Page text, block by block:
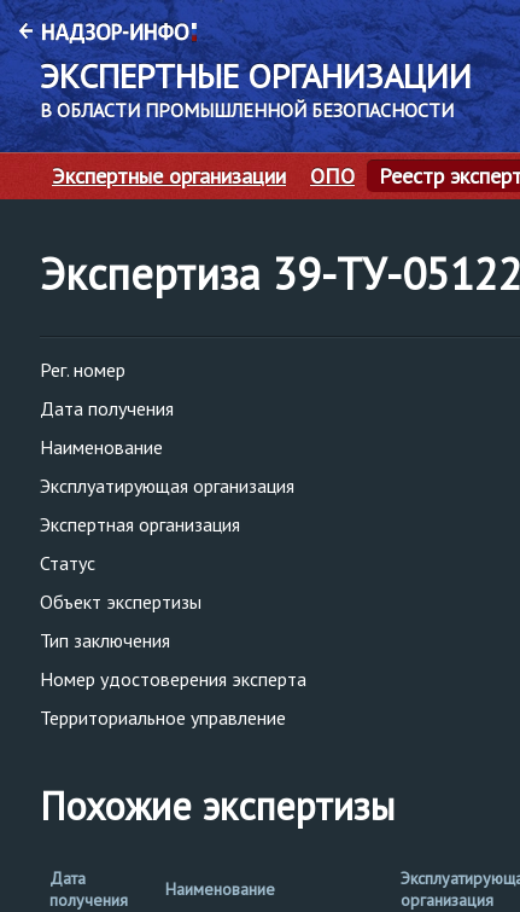
ЭКСПЕРТНЫЕ ОРГАНИЗАЦИИ
В ОБЛАСТИ ПРОМЫШЛЕННОЙ БЕЗОПАСНОСТИ
Экспертные организации ОПО Реестр
Экспертиза 39-ТУ-
Рег. номер
Дата получения
Наименование
Эксплуатирующая организация
Экспертная организация
Статус
Объект экспертизы
Тип заключения
Номер удостоверения эксперта
Территориальное управление
Похожие экспертизы
Дата
получения
Наименование
организация